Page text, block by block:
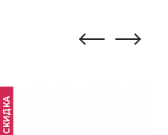
СКИДКА